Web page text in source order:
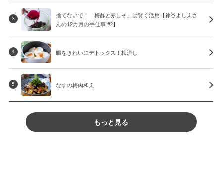
3
捨てないで！「梅酢と赤しそ」は賢く活用【神谷よしえさ
んの12カ月の手仕事 #2】
4 腸をきれいにデトックス！梅流し
5 なすの梅肉和え
もっと見る